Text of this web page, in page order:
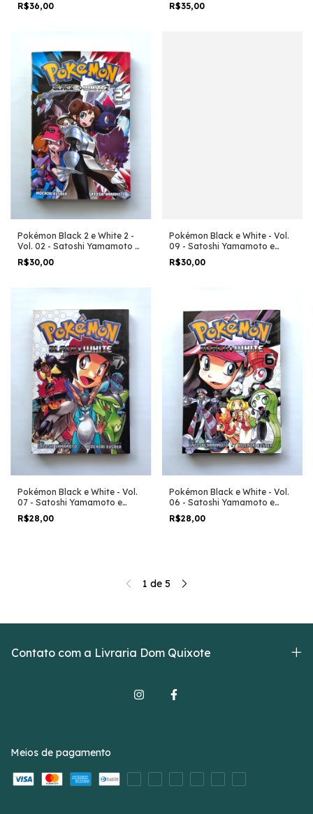
R$36,00
R$35,00
Pokémon Black 2 e White 2 -
Vol. 02 - Satoshi Yamamoto e
Hidenori Kusaka
R$30,00
Pokémon Black e White - Vol.
09 - Satoshi Yamamoto e
Hidenori Kusaka
R$30,00
Pokémon Black e White - Vol.
07 - Satoshi Yamamoto e
Hidenori Kusaka
R$28,00
Pokémon Black e White - Vol.
06 - Satoshi Yamamoto e
Hidenori Kusaka
R$28,00
1 de 5
Contato com a Livraria Dom Quixote
Meios de pagamento